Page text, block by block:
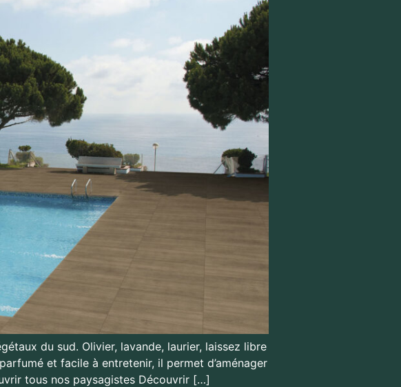
du sud. Olivier, lavande, laurier, laissez libre
et facile à entretenir, il permet d’aménager
tous nos paysagistes Découvrir […]